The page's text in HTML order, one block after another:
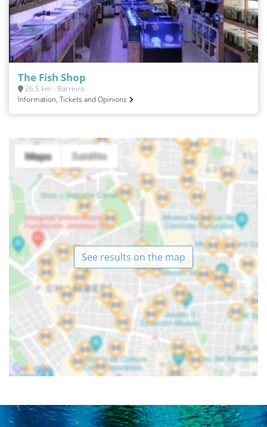
The Fish Shop
26.5 km - Barreiro
Information, Tickets and Opinions
See results on the map